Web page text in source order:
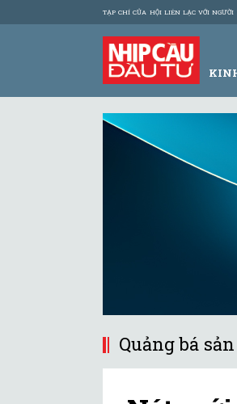
TẠP CHÍ CỦA HỘI LIÊN LẠC VỚI NGƯỜI
Quảng bá